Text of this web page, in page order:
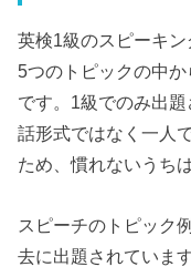
英検1級のスピーキ
5つのトピックの中
です。1級でのみ出
話形式ではなく一人
ため、慣れないうち
スピーチのトピック
去に出題されています